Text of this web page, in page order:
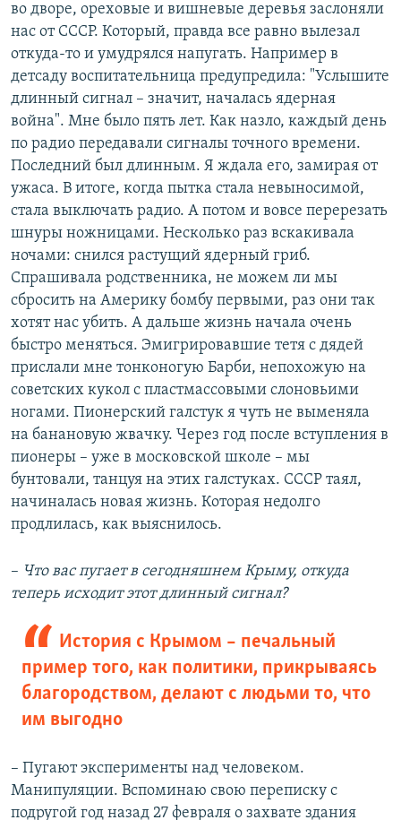
во дворе, ореховые и вишневые деревья заслоняли
нас от СССР. Который, правда все равно вылезал
откуда-то и умудрялся напугать. Например в
детсаду воспитательница предупредила: "Услышите
длинный сигнал – значит, началась ядерная
война". Мне было пять лет. Как назло, каждый день
по радио передавали сигналы точного времени.
Последний был длинным. Я ждала его, замирая от
ужаса. В итоге, когда пытка стала невыносимой,
стала выключать радио. А потом и вовсе перерезать
шнуры ножницами. Несколько раз вскакивала
ночами: снился растущий ядерный гриб.
Спрашивала родственника, не можем ли мы
сбросить на Америку бомбу первыми, раз они так
хотят нас убить. А дальше жизнь начала очень
быстро меняться. Эмигрировавшие тетя с дядей
прислали мне тонконогую Барби, непохожую на
советских кукол с пластмассовыми слоновьими
ногами. Пионерский галстук я чуть не выменяла
на банановую жвачку. Через год после вступления в
пионеры – уже в московской школе – мы
бунтовали, танцуя на этих галстуках. СССР таял,
начиналась новая жизнь. Которая недолго
продлилась, как выяснилось.
–​ Что вас пугает в сегодняшнем Крыму, откуда
теперь исходит этот длинный сигнал?
История с Крымом – печальный
пример того, как политики, прикрываясь
благородcтвом, делают с людьми то, что
им выгодно
– Пугают эксперименты над человеком.
Манипуляции. Вспоминаю свою переписку с
подругой год назад 27 февраля о захвате здания